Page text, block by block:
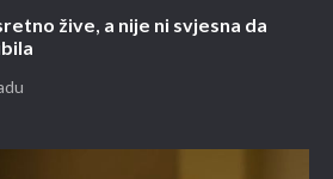
žive, a nije ni svjesna da